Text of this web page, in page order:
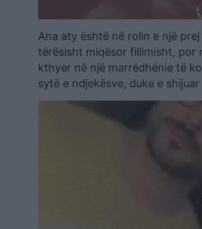
Ana aty është në rolin e një
tërësisht miqësor fillimisht, por
kthyer në një marrëdhënie të
sytë e ndjekësve, duke e